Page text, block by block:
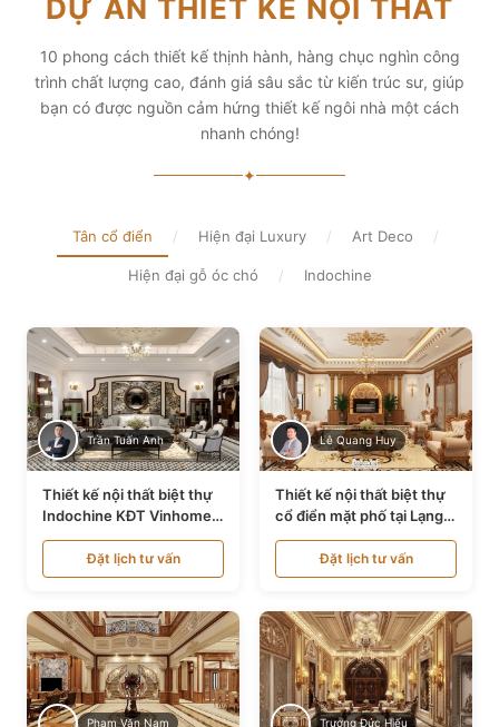
diện tích và thẩm mỹ
Xem chi tiết
DỰ ÁN THIẾT KẾ NỘI THẤT
10 phong cách thiết kế thịnh hành, hàng chục nghìn công
trình chất lượng cao, đánh giá sâu sắc từ kiến trúc sư, giúp
bạn có được nguồn cảm hứng thiết kế ngôi nhà một cách
nhanh chóng!
✦
Tân cổ điển / Hiện đại Luxury / Art Deco /
Hiện đại gỗ óc chó / Indochine
Trần Tuấn Anh
Thiết kế nội thất biệt thự
Indochine KĐT Vinhomes
Ocean Park NT24600
Đặt lịch tư vấn
Lê Quang Huy
Thiết kế nội thất biệt thự
cổ điển mặt phố tại Lạng
Sơn NT24534
Đặt lịch tư vấn
Phạm Văn Nam Trương Đức Hiếu